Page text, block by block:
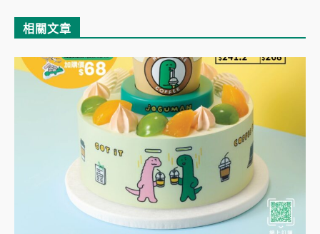
相關文章